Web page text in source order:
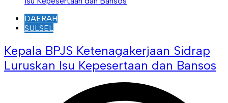
DAERAH
SULSEL
Kepala BPJS Ketenagakerjaan Sidrap
Luruskan Isu Kepesertaan dan Bansos